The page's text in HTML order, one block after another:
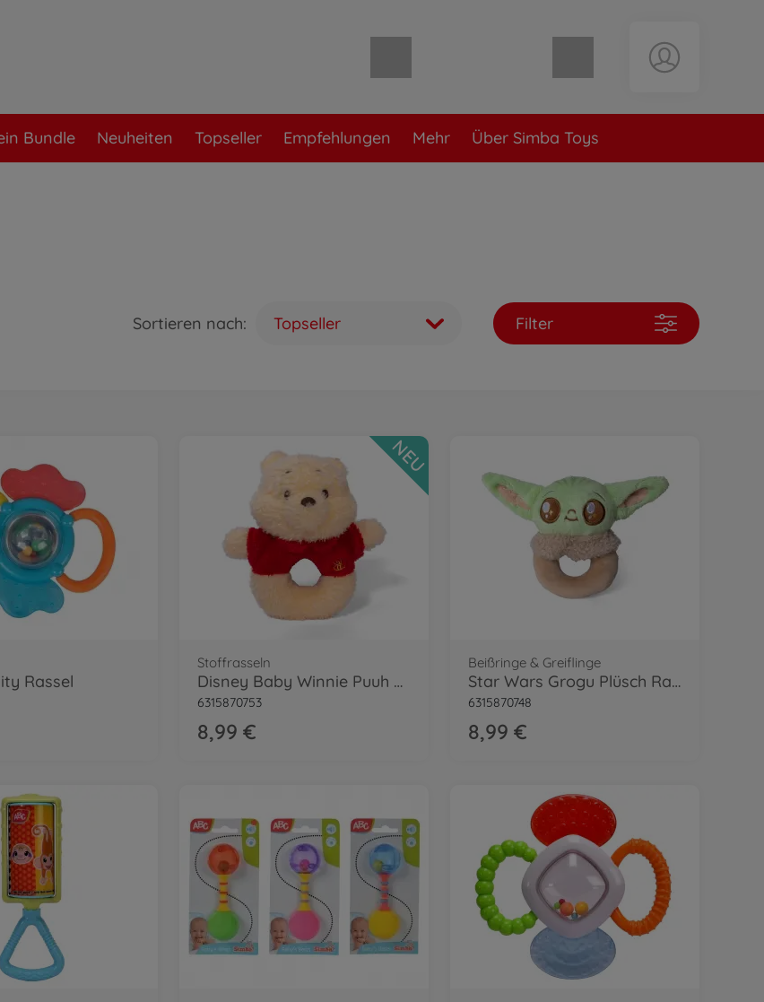
Warenkorb leer
Bundle Neuheiten Topseller Empfehlungen Mehr Über Simba Toys
Sortieren nach: Topseller Filter
Rassel
Stoffrasseln
Disney Baby Winnie Puuh Plüsch Rassel
6315870753
8,99 €
NEU
Beißringe & Greiflinge
Star Wars Grogu Plüsch Rassel
6315870748
8,99 €